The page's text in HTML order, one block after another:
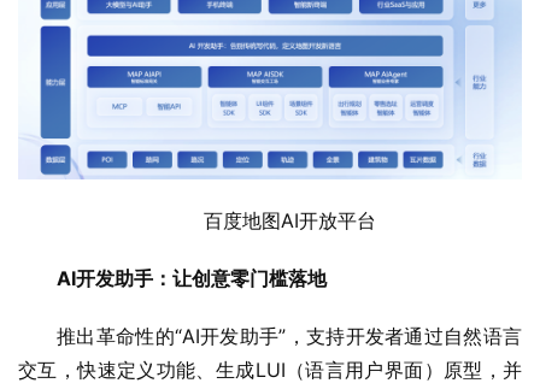
百度地图AI开放平台
AI开发助手：让创意零门槛落地
推出革命性的“AI开发助手”，支持开发者通过自然语言
交互，快速定义功能、生成LUI（语言用户界面）原型，并